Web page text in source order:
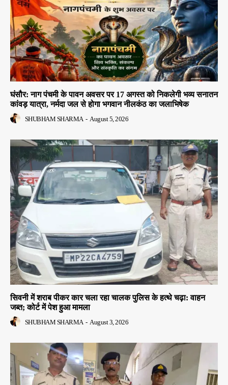
घंसौर: नाग पंचमी के पावन अवसर पर 17 अगस्त को निकलेगी भव्य सनातन
कांवड़ यात्रा, नर्मदा जल से होगा भगवान नीलकंठ का जलाभिषेक
SHUBHAM SHARMA - August 5, 2026
सिवनी में शराब पीकर कार चला रहा चालक पुलिस के हत्थे चढ़ा: वाहन
जब्त; कोर्ट में पेश हुआ मामला
SHUBHAM SHARMA - August 3, 2026